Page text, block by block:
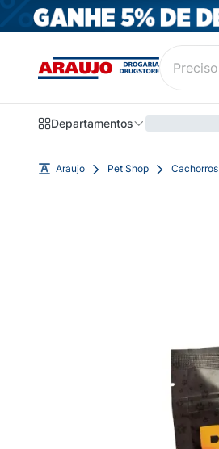
Departamentos
Araujo Pet Shop Cachorros